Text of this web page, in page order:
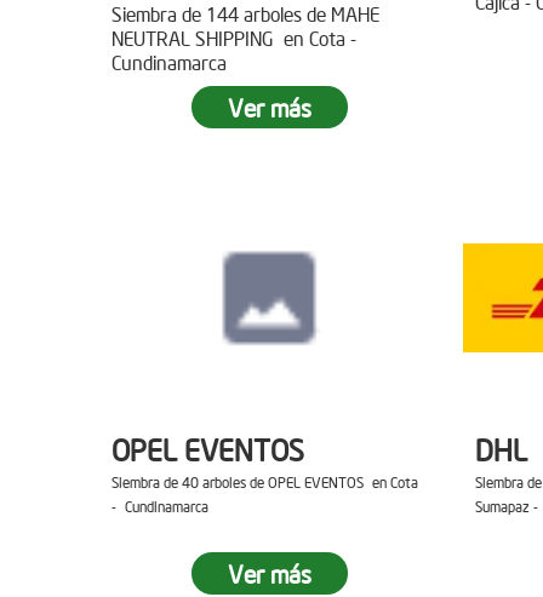
Siembra de 144 arboles de MAHE
NEUTRAL SHIPPING en Cota -
Cundinamarca
Ver más
OPEL EVENTOS
Siembra de 40 arboles de OPEL EVENTOS en Cota
- Cundinamarca
Ver más
DHL
Siembra
Sumapaz